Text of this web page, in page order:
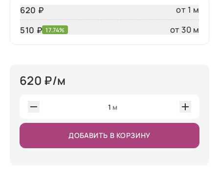
620 ₽
от 1 м
510 ₽ 17.74% от 30 м
620 ₽/м
1 м
ДОБАВИТЬ В КОРЗИНУ